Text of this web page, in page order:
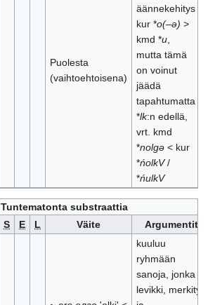
Puolesta
(vaihtoehtoisena)
äännekehitys
kur *o(–ə) >
kmd *u,
mutta tämä
on voinut
jäädä
tapahtumatta
*lk:n edellä,
vrt. kmd
*nolgǝ< kur
*ńolkV/
*ńulkV
Tuntematonta substraattia
S E L Väite Argumentit
kuuluu
ryhmään
sanoja, jonka
levikki, merkitys